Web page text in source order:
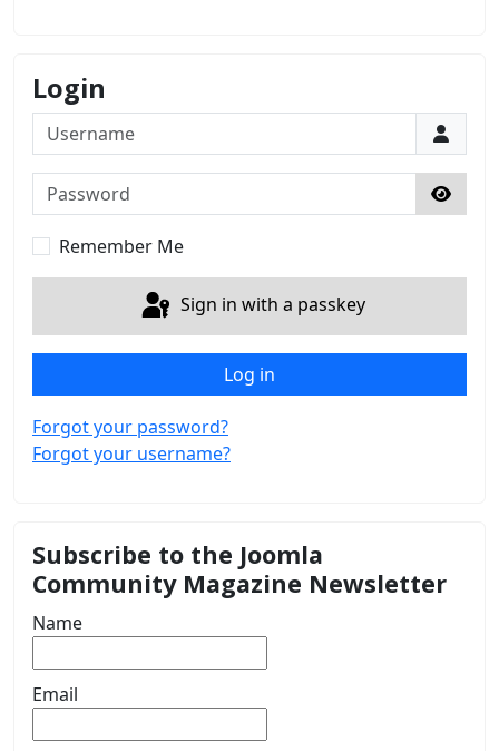
Login
Username
Password
Show
Remember Me
Sign in with a passkey
Log in
Forgot your password?
Forgot your username?
Subscribe to the Joomla
Community Magazine Newsletter
Name
Email